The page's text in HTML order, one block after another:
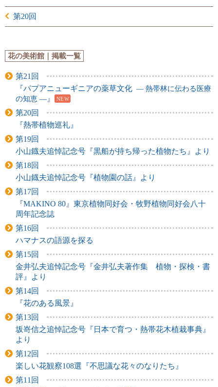
第20回
花の美術館｜掲載一覧
第21回
『パプアニューギニアの薬草文化 ― 熱帯林に伝わる医療
の知恵 ― 』 NEW
第20回
『熱帯植物巡礼』
第19回
小山鐡夫追悼記念号『黒船が持ち帰った植物たち』より
第18回
小山鐡夫追悼記念号『植物園の話』より
第17回
『MAKINO 80』東京植物同好会・牧野植物同好会八十
周年記念誌
第16回
ハマナスの語源を探る
第15回
金井弘夫追悼記念号『金井弘夫著作集 植物・探検・書
評』より
第14回
『花のある風景』
第13回
坂嵜信之追悼記念号『日本で育つ・熱帯花木植栽事典』
より
第12回
楽しい花観察108選『不思議な花々のなりたち』
第11回